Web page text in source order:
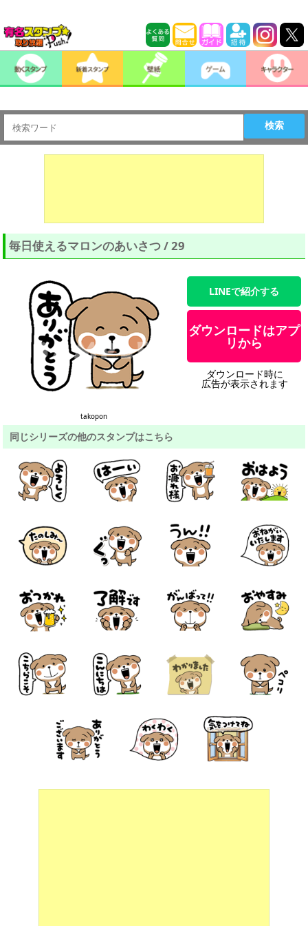
検索
毎日使えるマロンのあいさつ / 29
takopon
LINEで紹介する
ダウンロードはアプ
リから
ダウンロード時に
広告が表示されます
同じシリーズの他のスタンプはこちら